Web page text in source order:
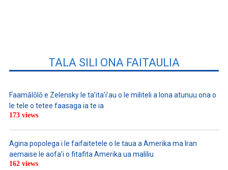
TALA SILI ONA FAITAULIA
Faamālōlō e Zelensky le ta’ita’i’au o le militeli a lona atunuu ona o
le tele o tetee faasaga ia te ia
173 views
Agina popolega i le faifaitetele o le taua a Amerika ma Iran
aemaise le aofa’i o fitafita Amerika ua maliliu
162 views